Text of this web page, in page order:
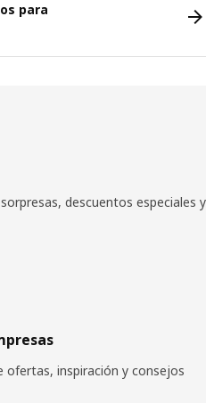
para
descuentos especiales y
ofertas, inspiración y consejos